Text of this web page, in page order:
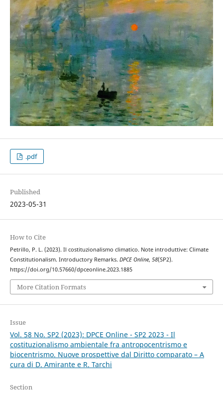
.pdf
Published
2023-05-31
How to Cite
Petrillo, P. L. (2023). Il costituzionalismo climatico. Note introduttive: Climate
Constitutionalism. Introductory Remarks. DPCE Online, 58(SP2).
https://doi.org/10.57660/dpceonline.2023.1885
More Citation Formats
Issue
Vol. 58 No. SP2 (2023): DPCE Online - SP2 2023 - Il
costituzionalismo ambientale fra antropocentrismo e
biocentrismo. Nuove prospettive dal Diritto comparato – A
cura di D. Amirante e R. Tarchi
Section